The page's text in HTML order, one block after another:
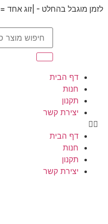
לזמן מוגבל בהחלט - |זוג אחד = 449| 3 זוגות = 999|
דף הבית
חנות
תקנון
יצירת קשר
דף הבית
חנות
תקנון
יצירת קשר